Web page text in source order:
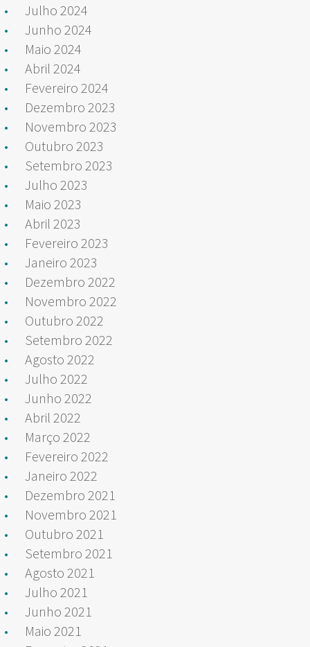
Julho 2024
Junho 2024
Maio 2024
Abril 2024
Fevereiro 2024
Dezembro 2023
Novembro 2023
Outubro 2023
Setembro 2023
Julho 2023
Maio 2023
Abril 2023
Fevereiro 2023
Janeiro 2023
Dezembro 2022
Novembro 2022
Outubro 2022
Setembro 2022
Agosto 2022
Julho 2022
Junho 2022
Abril 2022
Março 2022
Fevereiro 2022
Janeiro 2022
Dezembro 2021
Novembro 2021
Outubro 2021
Setembro 2021
Agosto 2021
Julho 2021
Junho 2021
Maio 2021